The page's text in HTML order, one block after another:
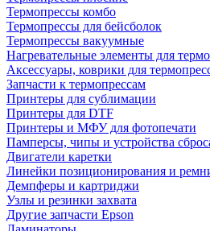
Термопрессы комбо
Термопрессы для бейсболок
Термопрессы вакуумные
Нагревательные элементы для
Аксессуары, коврики для
Запчасти к термопрессам
Принтеры для сублимации
Принтеры для DTF
Принтеры и МФУ для фотопечати
Памперсы, чипы и устройства
Двигатели каретки
Линейки позиционирования и
Демпферы и картриджи
Узлы и резинки захвата
Другие запчасти Epson